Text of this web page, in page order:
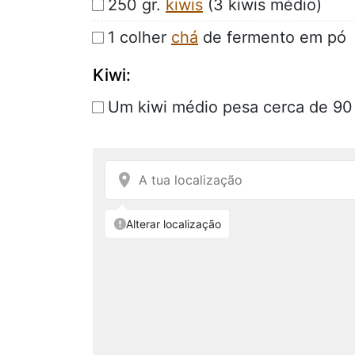
250 gr. kiwis (3 kiwis médio)
1 colher chá de fermento em pó
Kiwi:
Um kiwi médio pesa cerca de